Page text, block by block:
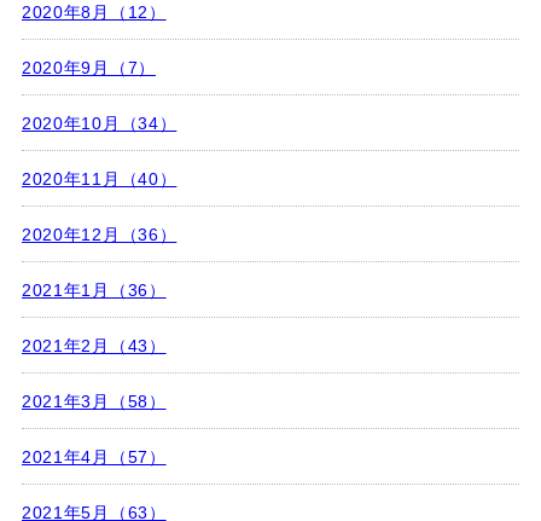
2020年8月（12）
2020年9月（7）
2020年10月（34）
2020年11月（40）
2020年12月（36）
2021年1月（36）
2021年2月（43）
2021年3月（58）
2021年4月（57）
2021年5月（63）